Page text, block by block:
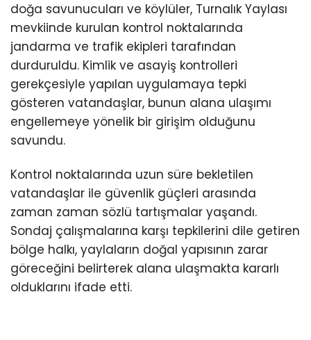
doğa savunucuları ve köylüler, Turnalık Yaylası
mevkiinde kurulan kontrol noktalarında
jandarma ve trafik ekipleri tarafından
durduruldu. Kimlik ve asayiş kontrolleri
gerekçesiyle yapılan uygulamaya tepki
gösteren vatandaşlar, bunun alana ulaşımı
engellemeye yönelik bir girişim olduğunu
savundu.
Kontrol noktalarında uzun süre bekletilen
vatandaşlar ile güvenlik güçleri arasında
zaman zaman sözlü tartışmalar yaşandı.
Sondaj çalışmalarına karşı tepkilerini dile getiren
bölge halkı, yaylaların doğal yapısının zarar
göreceğini belirterek alana ulaşmakta kararlı
olduklarını ifade etti.